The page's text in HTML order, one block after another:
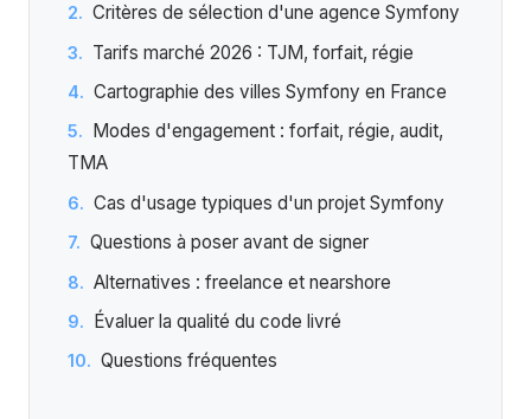
Critères de sélection d'une agence Symfony
Tarifs marché 2026 : TJM, forfait, régie
Cartographie des villes Symfony en France
Modes d'engagement : forfait, régie, audit,
TMA
Cas d'usage typiques d'un projet Symfony
Questions à poser avant de signer
Alternatives : freelance et nearshore
Évaluer la qualité du code livré
Questions fréquentes